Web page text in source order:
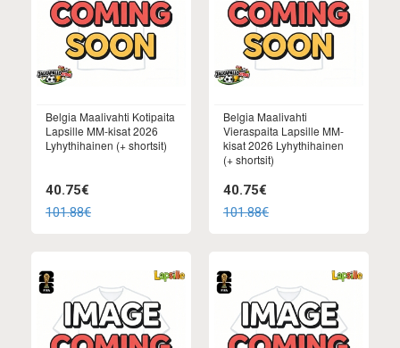
Belgia Maalivahti Kotipaita
Lapsille MM-kisat 2026
Lyhythihainen (+ shortsit)
40.75€
101.88€
Belgia Maalivahti
Vieraspaita Lapsille MM-
kisat 2026 Lyhythihainen
(+ shortsit)
40.75€
101.88€